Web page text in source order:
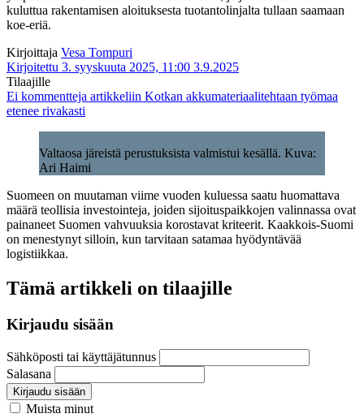
kuluttua rakentamisen aloituksesta tuotantolinjalta tullaan saamaan
koe-eriä.
Kirjoittaja Vesa Tompuri
Kirjoitettu 3. syyskuuta 2025, 11:00 3.9.2025
Tilaajille
Ei kommentteja artikkeliin Kotkan akkumateriaalitehtaan työmaa
etenee rivakasti
Valtaosa järeistä perustuksista valmistui kesällä. Kuva:
Ari Haimi
Suomeen on muutaman viime vuoden kuluessa saatu huomattava
määrä teollisia investointeja, joiden sijoituspaikkojen valinnassa ovat
painaneet Suomen vahvuuksia korostavat kriteerit. Kaakkois-Suomi
on menestynyt silloin, kun tarvitaan satamaa hyödyntävää
logistiikkaa.
Tämä artikkeli on tilaajille
Kirjaudu sisään
Sähköposti tai käyttäjätunnus
Salasana
Kirjaudu sisään
Muista minut